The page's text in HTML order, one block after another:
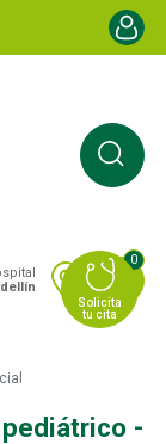
Menú
0
-
Solicita
tu cita